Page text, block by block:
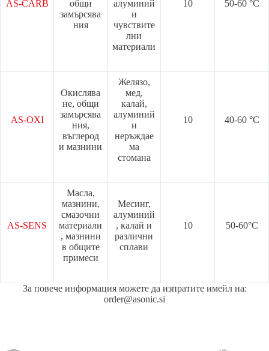
AS-CARB
общи
замърсява
ния
алуминий
и
чувствите
лни
материали
10 50-60 °C
AS-OXI
Окислява
не, общи
замърсява
ния,
въглерод
и мазнини
Желязо,
мед,
калай,
алуминий
и
неръждае
ма
стомана
10 40-60 °C
AS-SENS
Масла,
мазнини,
смазочни
материали
, мазнини
в общите
примеси
Месинг,
алуминий
, калай и
различни
сплави
10 50-60°C
За повече информация можете да изпратите имейл на:
order@asonic.si